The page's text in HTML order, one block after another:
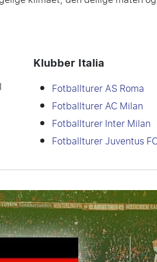
Klubber Italia
Fotballturer AS Roma
Fotballturer AC Milan
Fotballturer Inter Milan
Fotballturer Juventus